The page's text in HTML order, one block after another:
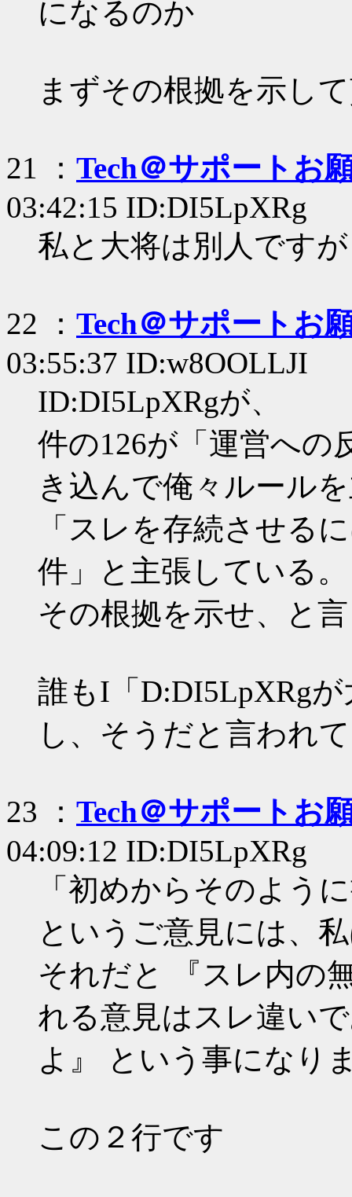
になるのか
まずその根拠を示し
21 ： Tech＠サポートお
03:42:15 ID:DI5LpXRg
私と大将は別人ですが
22 ： Tech＠サポートお
03:55:37 ID:w8OOLLJI
ID:DI5LpXRgが、
件の126が「運営への
き込んで俺々ルール
「スレを存続させる
件」と主張している。
その根拠を示せ、と
誰もI「D:DI5LpXRg
し、そうだと言われ
23 ： Tech＠サポートお
04:09:12 ID:DI5LpXRg
「初めからそのよう
というご意見には、
それだと 『スレ内の
れる意見はスレ違い
よ』 という事になり
この２行です